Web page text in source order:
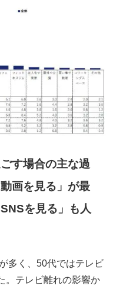
す場合の主な過
画を見る」が最
を見る」も人
多く、50代ではテレビ
。テレビ離れの影響か